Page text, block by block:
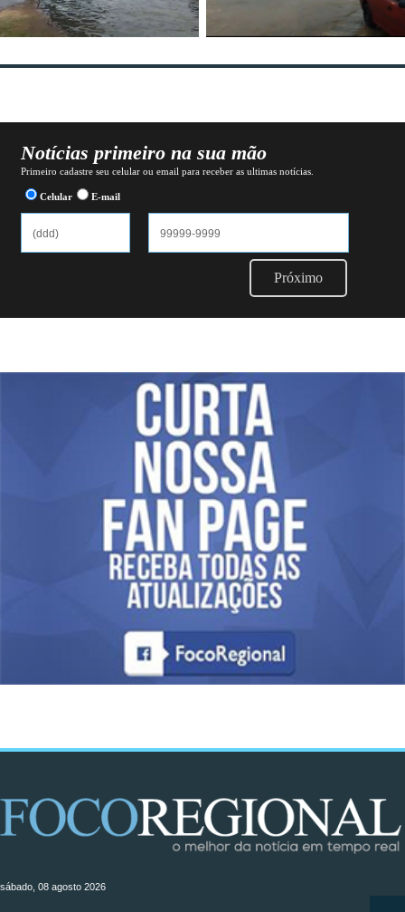
Notícias primeiro na sua mão
Primeiro cadastre seu celular ou email para receber as ultimas notícias.
Celular E-mail
Próximo
sábado, 08 agosto 2026